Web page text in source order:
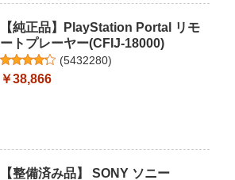
【純正品】PlayStation Portal リモ
ートプレーヤー(CFIJ-18000)
(5432280)
￥38,866
【整備済み品】 SONY ソニー